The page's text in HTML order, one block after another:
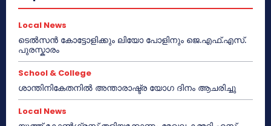
Local News
ടെൽസൻ കോട്ടോളിക്കും ലിയോ പോളിനും ജെ.എഫ്.എസ്.
പുരസ്കാരം
School & College
ശാന്തിനികേതനിൽ അന്താരാഷ്ട്ര യോഗ ദിനം ആചരിച്ചു
Local News